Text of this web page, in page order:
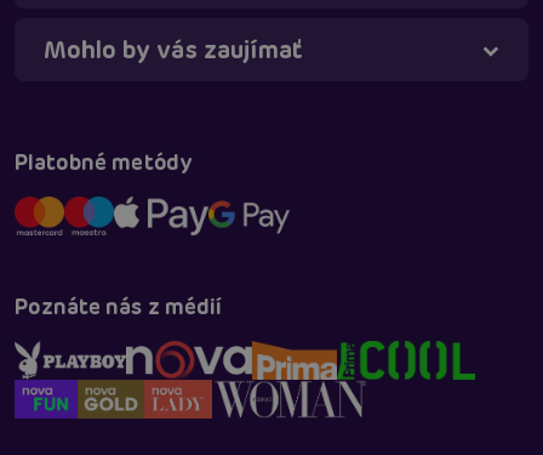
Mohlo by vás zaujímať
Platobné metódy
Poznáte nás z médií